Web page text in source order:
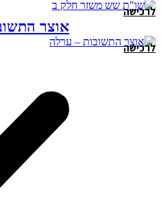
לרכישה
אוצר
לרכישה